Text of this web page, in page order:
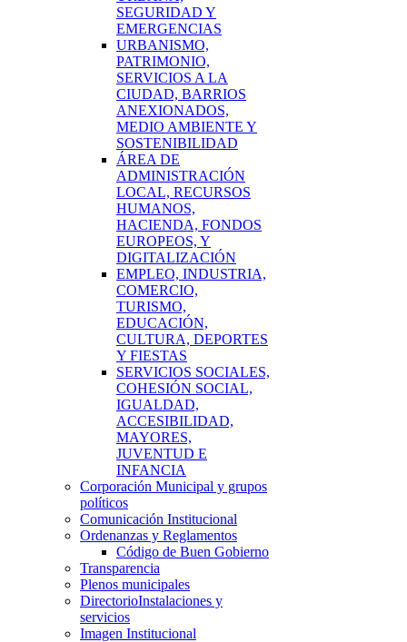
SEGURIDAD Y
EMERGENCIAS
URBANISMO,
PATRIMONIO,
SERVICIOS A LA
CIUDAD, BARRIOS
ANEXIONADOS,
MEDIO AMBIENTE Y
SOSTENIBILIDAD
ÁREA DE
ADMINISTRACIÓN
LOCAL, RECURSOS
HUMANOS,
HACIENDA, FONDOS
EUROPEOS, Y
DIGITALIZACIÓN
EMPLEO, INDUSTRIA,
COMERCIO,
TURISMO,
EDUCACIÓN,
CULTURA, DEPORTES
Y FIESTAS
SERVICIOS SOCIALES,
COHESIÓN SOCIAL,
IGUALDAD,
ACCESIBILIDAD,
MAYORES,
JUVENTUD E
INFANCIA
Corporación Municipal y grupos
políticos
Comunicación Institucional
Ordenanzas y Reglamentos
Código de Buen Gobierno
Transparencia
Plenos municipales
DirectorioInstalaciones y
servicios
Imagen Institucional